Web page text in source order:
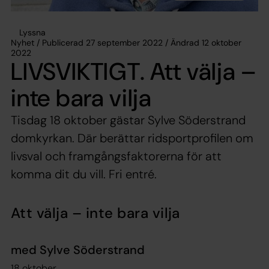
Lyssna
Nyhet / Publicerad 27 september 2022 / Ändrad 12 oktober
2022
LIVSVIKTIGT. Att välja –
inte bara vilja
Tisdag 18 oktober gästar Sylve Söderstrand
domkyrkan. Där berättar ridsportprofilen om
livsval och framgångsfaktorerna för att
komma dit du vill. Fri entré.
Att välja – inte bara vilja
med Sylve Söderstrand